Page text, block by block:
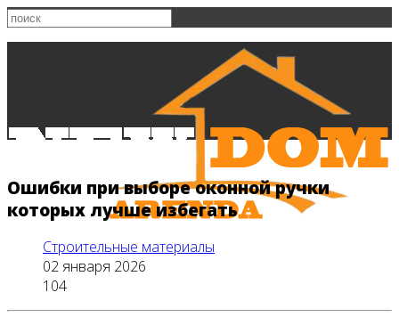
Ошибки при выборе оконной ручки
которых лучше избегать
Строительные материалы
02 января 2026
104